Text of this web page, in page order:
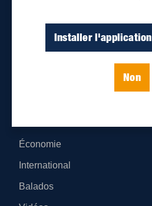
Installer l'application
Non
Économie
International
Balados